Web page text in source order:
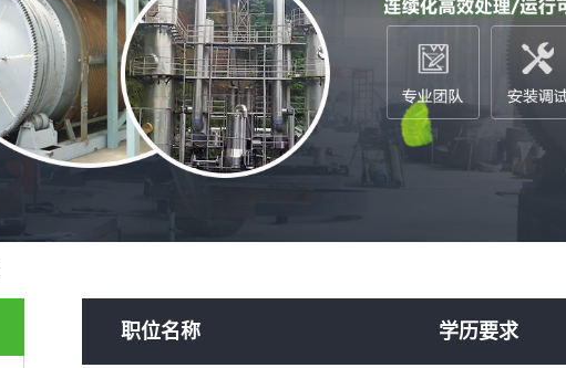
油污泥处理设备
城市垃圾处理设备
医疗垃圾处理设备
职位名称 学历要求